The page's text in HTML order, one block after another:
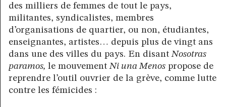
des milliers de femmes de tout le pays,
militantes, syndicalistes, membres
d’organisations de quartier, ou non, étudiantes,
enseignantes, artistes… depuis plus de vingt ans
dans une des villes du pays. En disantNosotras
paramos, le mouvementNi una Menos propose de
reprendre l’outil ouvrier de la grève, comme lutte
contre les fémicides :